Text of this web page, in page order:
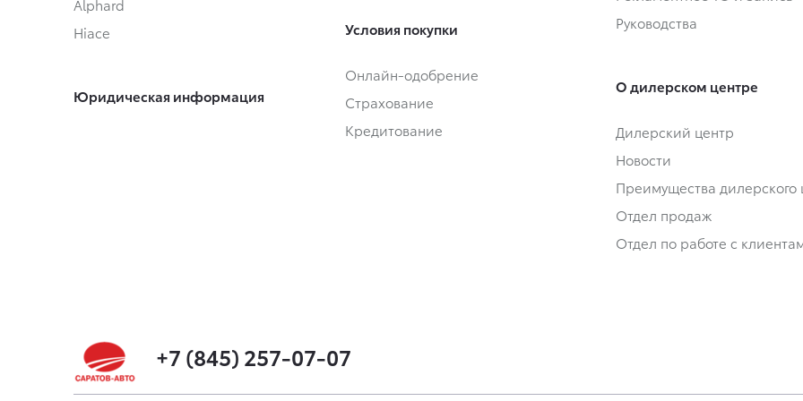
Alphard
Hiace
Юридическая информация
Условия покупки
Онлайн-одобрение
Страхование
Кредитование
Руководства
О дилерском центре
Дилерский центр
Новости
Преимущества дилерского
Отдел продаж
Отдел по работе с
+7 (845) 257-07-07